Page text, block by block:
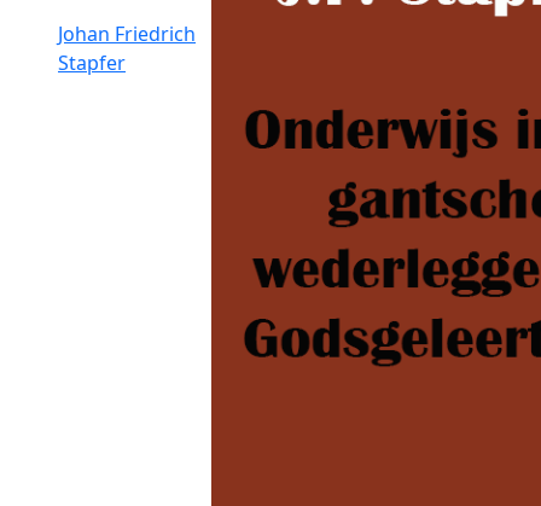
Johan Friedrich
Stapfer